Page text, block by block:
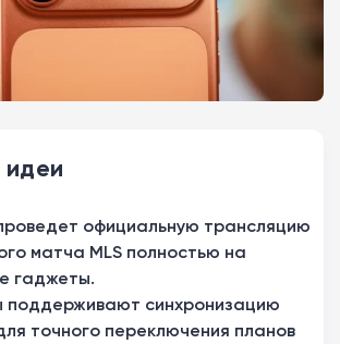
официальную трансляцию
матча MLS полностью на
гаджеты.
поддерживают синхронизацию
точного переключения планов